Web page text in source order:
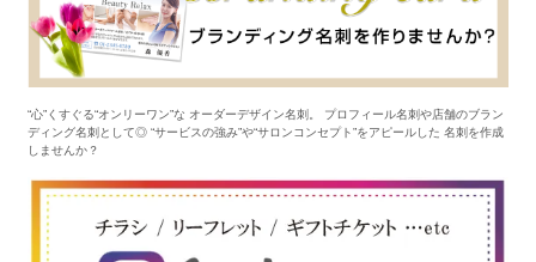
“心”くすぐる“オンリーワン”な オーダーデザイン名刺。 プロフィール名刺や店舗のブラン
ディング名刺として◎ “サービスの強み”や“サロンコンセプト”をアピールした 名刺を作成
しませんか？